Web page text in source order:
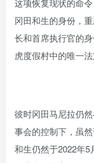
这项恢复现状的命
冈田和生的身份，
长和首席执行官的
虎度假村中的唯一法
彼时冈田马尼拉仍
事会的控制下，虽
和生仍然于2022年